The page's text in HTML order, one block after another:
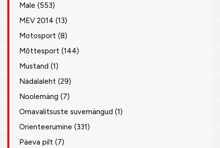
Male (553)
MEV 2014 (13)
Motosport (8)
Mõttesport (144)
Mustand (1)
Nädalaleht (29)
Noolemäng (7)
Omavalitsuste suvemängud (1)
Orienteerumine (331)
Päeva pilt (7)